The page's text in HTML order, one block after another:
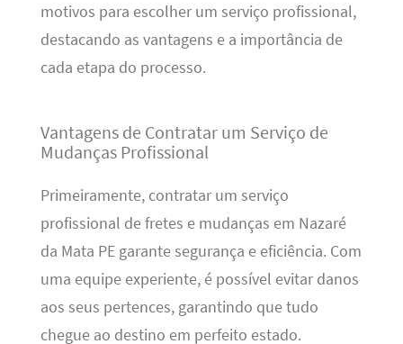
motivos para escolher um serviço profissional,
destacando as vantagens e a importância de
cada etapa do processo.
Vantagens de Contratar um Serviço de
Mudanças Profissional
Primeiramente, contratar um serviço
profissional de fretes e mudanças em Nazaré
da Mata PE garante segurança e eficiência. Com
uma equipe experiente, é possível evitar danos
aos seus pertences, garantindo que tudo
chegue ao destino em perfeito estado.